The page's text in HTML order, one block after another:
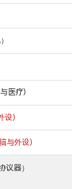
医疗)
设)
与外设)
器）